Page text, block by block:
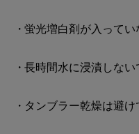
蛍光増白剤が入ってい
長時間水に浸漬しない
タンブラー乾燥は避け